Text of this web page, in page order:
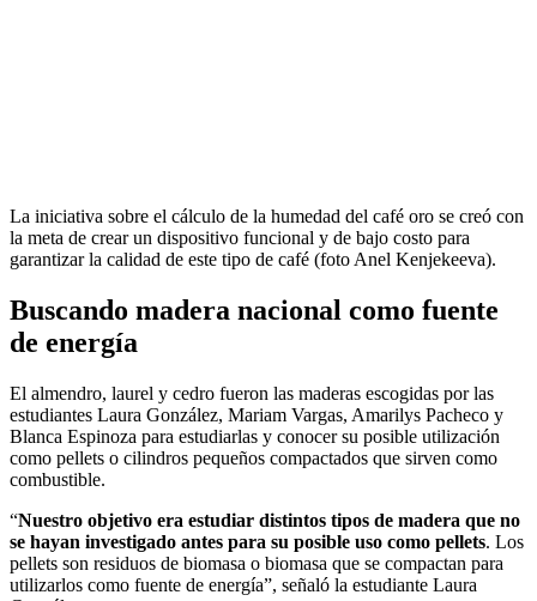
La iniciativa sobre el cálculo de la humedad del café oro se creó con
la meta de crear un dispositivo funcional y de bajo costo para
garantizar la calidad de este tipo de café (foto Anel Kenjekeeva).
Buscando madera nacional como fuente
de energía
El almendro, laurel y cedro fueron las maderas escogidas por las
estudiantes Laura González, Mariam Vargas, Amarilys Pacheco y
Blanca Espinoza para estudiarlas y conocer su posible utilización
como pellets o cilindros pequeños compactados que sirven como
combustible.
“Nuestro objetivo era estudiar distintos tipos de madera que no
se hayan investigado antes para su posible uso como pellets. Los
pellets son residuos de biomasa o biomasa que se compactan para
utilizarlos como fuente de energía”, señaló la estudiante Laura